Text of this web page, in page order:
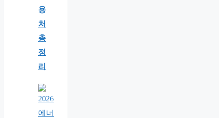
용
처
총
정
리